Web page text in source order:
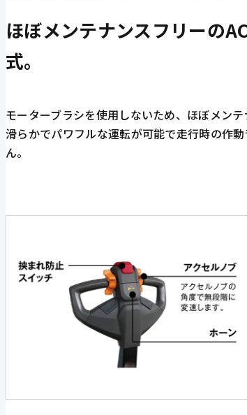
ほぼメンテナンスフリーの
式。
モーターブラシを使用しないため、ほぼメンテ
滑らかでパワフルな運転が可能で走行時の作
ん。